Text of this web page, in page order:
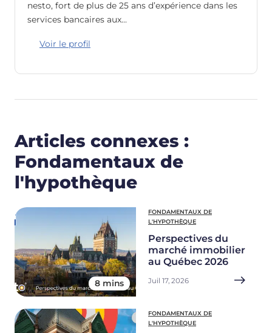
nesto, fort de plus de 25 ans d’expérience dans les
services bancaires aux…
Voir le profil
Articles connexes :
Fondamentaux de
l'hypothèque
8 mins
FONDAMENTAUX DE
L'HYPOTHÈQUE
Perspectives du
marché immobilier
au Québec 2026
Juil 17, 2026
FONDAMENTAUX DE
L'HYPOTHÈQUE